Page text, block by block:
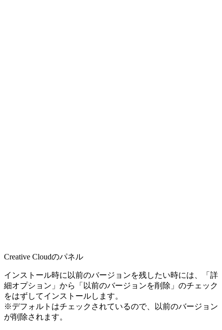
Creative Cloudのパネル
インストール時に以前のバージョンを残したい時には、「詳
細オプション」から「以前のバージョンを削除」のチェック
をはずしてインストールします。
※デフォルトはチェックされているので、以前のバージョン
が削除されます。